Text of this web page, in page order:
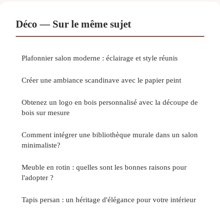
Déco — Sur le même sujet
Plafonnier salon moderne : éclairage et style réunis
Créer une ambiance scandinave avec le papier peint
Obtenez un logo en bois personnalisé avec la découpe de
bois sur mesure
Comment intégrer une bibliothèque murale dans un salon
minimaliste?
Meuble en rotin : quelles sont les bonnes raisons pour
l'adopter ?
Tapis persan : un héritage d'élégance pour votre intérieur